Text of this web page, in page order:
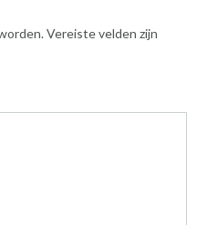
Vereiste velden zijn